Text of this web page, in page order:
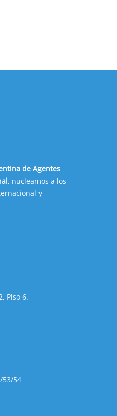
de Agentes
, nucleamos a los
y
Piso 6.
53/54